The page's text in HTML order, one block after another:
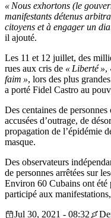
« Nous exhortons (le
manifestants détenus
citoyens et à engager un
il ajouté.
Les 11 et 12 juillet, des
rues aux cris de « Liberté »,
faim », lors des plus
a porté Fidel Castro au
Des centaines de
accusées d’outrage, de
propagation de l’épidémie
masque.
Des observateurs
de personnes arrêtées sur
Environ 60 Cubains ont été
participé aux
Jul 30, 2021 - 08:32